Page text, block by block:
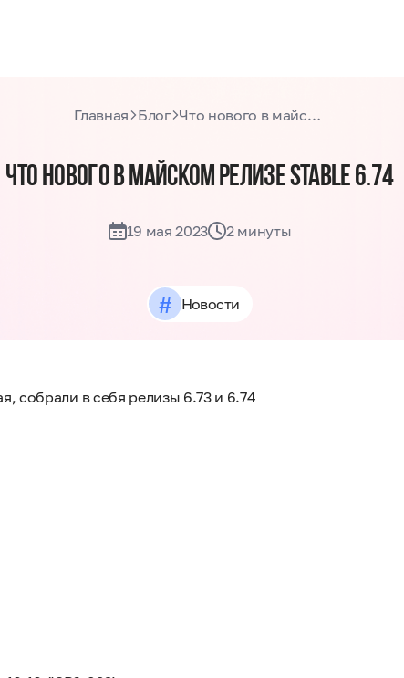
Главная Блог Что нового в майском релизе stable 6.74
ЧТО НОВОГО В МАЙСКОМ РЕЛИЗЕ STABLE 6.74
19 мая 2023 2 минуты
# Новости
собрали в себя релизы 6.73 и 6.74